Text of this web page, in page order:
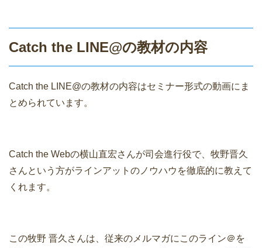
Catch the LINE@の教材の内容
Catch the LINE@の教材の内容はセミナー形式の動画にま
とめられています。
Catch the Webの横山直宏さんが司会進行役で、牧野晋久
さんという方がラインアットのノウハウを徹底的に教えて
くれます。
この牧野 晋久さんは、従来のメルマガにこのライン＠を